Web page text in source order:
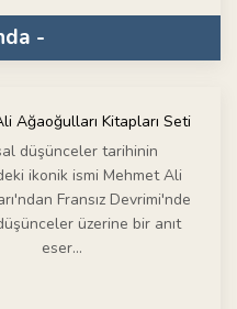
-
Ağaoğulları Kitapları Seti
düşünceler tarihinin
ikonik ismi Mehmet Ali
Fransız Devrimi'nde
üzerine bir anıt
eser...